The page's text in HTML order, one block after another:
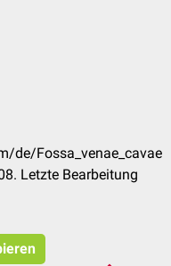
de/Fossa_venae_cavae
Letzte Bearbeitung